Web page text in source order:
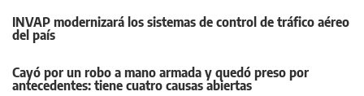
INVAP modernizará los sistemas de control de tráfico aéreo
del país
Cayó por un robo a mano armada y quedó preso por
antecedentes: tiene cuatro causas abiertas